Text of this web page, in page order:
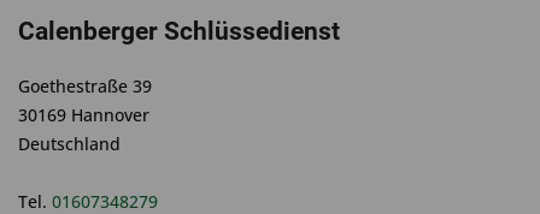
Calenberger Schlüssedienst
Goethestraße 39
30169 Hannover
Deutschland
Tel. 01607348279